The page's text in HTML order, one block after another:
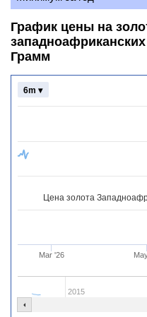
График цены на
Грамм
Цена золота
Mar '26
2015
6m ▾